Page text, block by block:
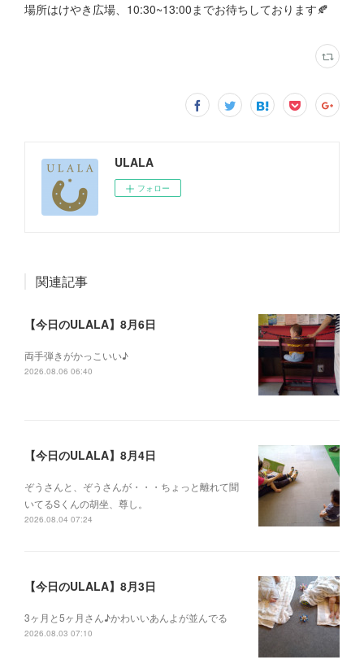
場所はけやき広場、10:30~13:00までお待ちしております🍂
ULALA
フォロー
関連記事
【今日のULALA】8月6日
両手弾きがかっこいい♪
2026.08.06 06:40
【今日のULALA】8月4日
ぞうさんと、ぞうさんが・・・ちょっと離れて聞
いてるSくんの胡坐、尊し。
2026.08.04 07:24
【今日のULALA】8月3日
3ヶ月と5ヶ月さん♪かわいいあんよが並んでる
2026.08.03 07:10